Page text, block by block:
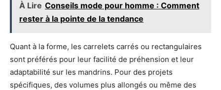
À Lire Conseils mode pour homme : Comment
rester à la pointe de la tendance
Quant à la forme, les carrelets carrés ou rectangulaires
sont préférés pour leur facilité de préhension et leur
adaptabilité sur les mandrins. Pour des projets
spécifiques, des volumes plus allongés ou même des